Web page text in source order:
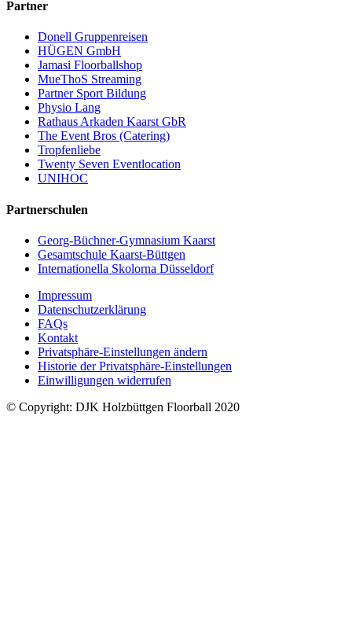
Partner
Donell Gruppenreisen
HÜGEN GmbH
Jamasi Floorballshop
MueThoS Streaming
Partner Sport Bildung
Physio Lang
Rathaus Arkaden Kaarst GbR
The Event Bros (Catering)
Tropfenliebe
Twenty Seven Eventlocation
UNIHOC
Partnerschulen
Georg-Büchner-Gymnasium Kaarst
Gesamtschule Kaarst-Büttgen
Internationella Skolorna Düsseldorf
Impressum
Datenschutzerklärung
FAQs
Kontakt
Privatsphäre-Einstellungen ändern
Historie der Privatsphäre-Einstellungen
Einwilligungen widerrufen
© Copyright: DJK Holzbüttgen Floorball 2020